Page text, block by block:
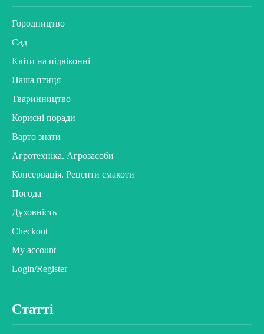
Городництво
Сад
Квіти на підвіконні
Наша птиця
Тваринництво
Корисні поради
Варто знати
Агротехніка. Агрозасоби
Консервація. Рецепти смакоти
Погода
Духовність
Checkout
My account
Login/Register
Статті